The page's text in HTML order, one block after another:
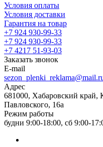
Условия оплаты
Условия доставки
Гарантия на товар
+7 924 930-99-33
+7 924 930-99-33
+7 4217 51-93-03
Заказать звонок
E-mail
Адрес
681000, Хабаровский край,
Павловского, 16а
Режим работы
будни 9:00-18:00, сб 9:00-